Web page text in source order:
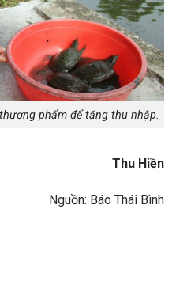
phẩm để tăng thu nhập.
Thu Hiền
Nguồn: Báo Thái Bình